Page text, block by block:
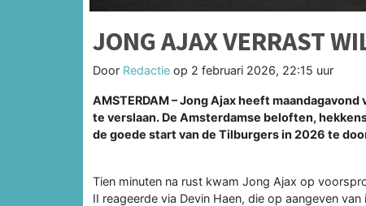
JONG AJAX VERRAST
Door Redactie op 2 februari 2026, 22:15 uur
AMSTERDAM – Jong Ajax heeft
te verslaan. De Amsterdamse beloften,
de goede start van de Tilburgers in 2026 te
Tien minuten na rust kwam Jong Ajax op
II reageerde via Devin Haen, die op aangeven